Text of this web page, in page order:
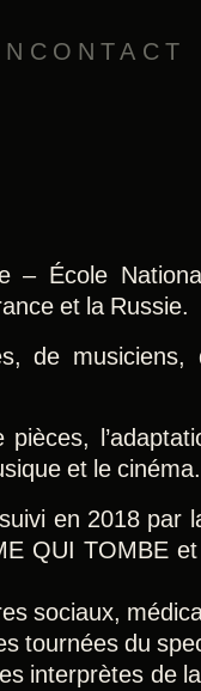
CONTACT
– École
et la Russie.
de
et le cinéma.
en 2018 par
QUI TOMBE et
sociaux,
tournées du
interprètes de